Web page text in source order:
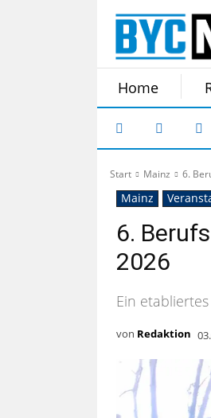
Home
Start Mainz 6.
Mainz
6.
2026
Ein
von Redaktion